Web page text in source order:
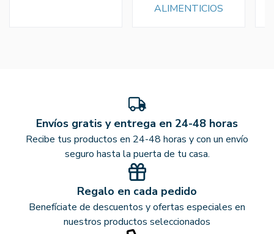
ALIMENTICIOS
Envíos gratis y entrega en 24-48 horas
Recibe tus productos en 24-48 horas y con un envío
seguro hasta la puerta de tu casa.
Regalo en cada pedido
Benefíciate de descuentos y ofertas especiales en
nuestros productos seleccionados